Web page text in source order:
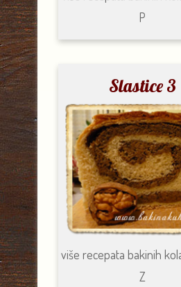
P
Slastice 3
više recepata bakinih
Z